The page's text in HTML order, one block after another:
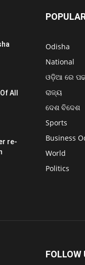
All
re-
Odisha
National
ଓଡ଼ିଆ ରେ
ରାଜ୍ୟ
ଦେଶ ବିଦେଶ
Sports
Business
World
Politics
FOLLOW